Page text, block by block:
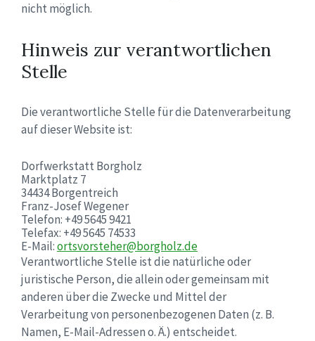
nicht möglich.
Hinweis zur verantwortlichen
Stelle
Die verantwortliche Stelle für die Datenverarbeitung
auf dieser Website ist:
Dorfwerkstatt Borgholz
Marktplatz 7
34434 Borgentreich
Franz-Josef Wegener
Telefon: +49 5645 9421
Telefax: +49 5645 74533
E-Mail:ortsvorsteher@borgholz.de
Verantwortliche Stelle ist die natürliche oder
juristische Person, die allein oder gemeinsam mit
anderen über die Zwecke und Mittel der
Verarbeitung von personenbezogenen Daten (z. B.
Namen, E-Mail-Adressen o. Ä.) entscheidet.